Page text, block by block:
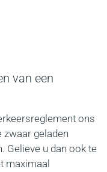
van een
ons
geladen
Gelieve u dan ook te
maximaal